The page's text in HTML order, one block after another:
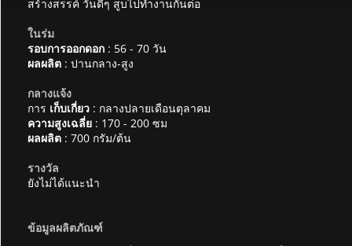
สร้างสรรค์ วันดีๆ สูบไปทำงานกันต่อ
ในร่ม
รอบการออกดอก : 56 - 70 วัน
ผลผลิต : ปานกลาง-สูง
กลางแจ้ง
การ เก็บเกี่ยว : กลางปลายเดือนตุลาคม
ความสูงเฉลี่ย : 170 - 200 ซม
ผลผลิต : 700 กรัม/ต้น
รางวัล
ยังไม่ได้แนะนำ
ข้อมูลผลิตภัณฑ์